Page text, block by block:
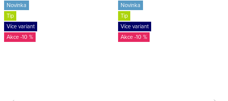
Novinka
Tip
Více variant
-10 %
Novinka
Tip
Více variant
-10 %